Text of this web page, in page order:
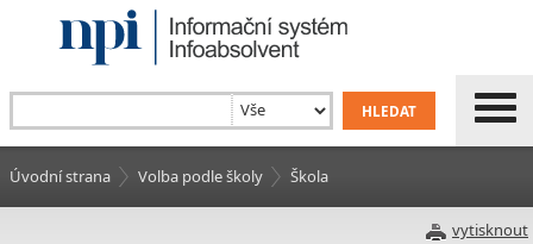
Úvodní strana Volba podle školy Škola
vytisknout